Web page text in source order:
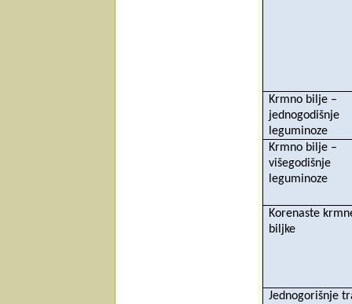
Krmno bilje –
jednogodišnje
leguminoze
Krmno bilje –
višegodišnje
leguminoze
Korenaste
biljke
Jednogorišnje